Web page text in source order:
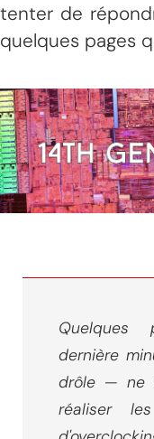
tenter de
quelques pages
Quelques
dernière
drôle — ne
réaliser